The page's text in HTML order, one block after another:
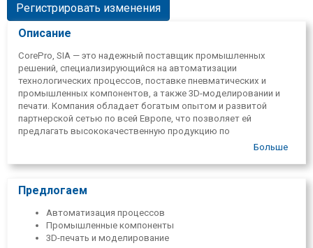
Регистрировать изменения
Описание
CorePro, SIA — это надежный поставщик промышленных
решений, специализирующийся на автоматизации
технологических процессов, поставке пневматических и
промышленных компонентов, а также 3D-моделировании и
печати. Компания обладает богатым опытом и развитой
партнерской сетью по всей Европе, что позволяет ей
предлагать высококачественную продукцию по
для конкретных производственных задач. Компания
предоставляет профессиональные консультации, техническую
поддержку и сопровождает клиента на всех этапах
сотрудничества — от идеи до готового решения.
Деятельность компании основана на долгосрочном
Больше
Предлогаем
Автоматизация процессов
Промышленные компоненты
3D-печать и моделирование